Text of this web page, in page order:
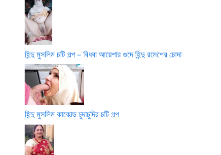
হিন্দু মুসলিম চটি গল্প – বিধবা আয়েশার গুদে হিন্দু রমেশের চোদা
হিন্দু মুসলিম কাকোল্ড চুদাচুদির চটি গল্প